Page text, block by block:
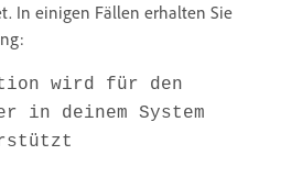
In einigen Fällen erhalten Sie
wird für den
in deinem System